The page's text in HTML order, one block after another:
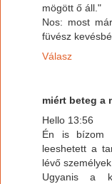
mögött ő áll."
Nos: most
füvész
Válasz
miért beteg a
Hello 13:56
Én is bízom
leeshetett a
lévő
Ugyanis a